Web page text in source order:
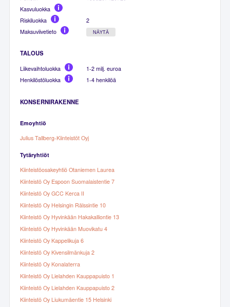
Kasvuluokka
Riskiluokka
2
Maksuviivetieto
NÄYTÄ
TALOUS
Liikevaihtoluokka
1-2 milj. euroa
Henkilöstöluokka
1-4 henkilöä
KONSERNIRAKENNE
Emoyhtiö
Julius Tallberg-Kiinteistöt Oyj
Tytäryhtiöt
Kiinteistöosakeyhtiö Otaniemen Laurea
Kiinteistö Oy Espoon Suomalaistentie 7
Kiinteistö Oy GCC Kerca II
Kiinteistö Oy Helsingin Rälssintie 10
Kiinteistö Oy Hyvinkään Hakakalliontie 13
Kiinteistö Oy Hyvinkään Muovikatu 4
Kiinteistö Oy Kappelikuja 6
Kiinteistö Oy Kivensilmänkuja 2
Kiinteistö Oy Konalaterra
Kiinteistö Oy Lielahden Kauppapuisto 1
Kiinteistö Oy Lielahden Kauppapuisto 2
Kiinteistö Oy Liukumäentie 15 Helsinki